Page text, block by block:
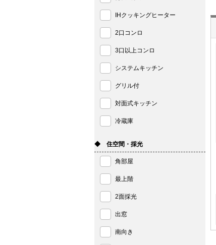
IHクッキングヒーター
2口コンロ
3口以上コンロ
システムキッチン
グリル付
対面式キッチン
冷蔵庫
◆ 住空間・採光
角部屋
最上階
2面採光
出窓
南向き